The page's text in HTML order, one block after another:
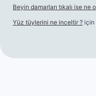
Beyin damarları tıkalı ise ne
Yüz tüylerini ne inceltir ? için